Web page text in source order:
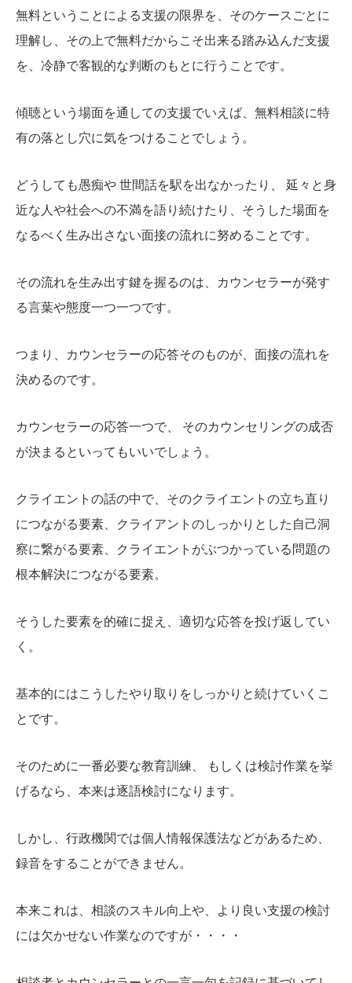
無料ということによる支援の限界を、そのケースごとに
理解し、その上で無料だからこそ出来る踏み込んだ支援
を、冷静で客観的な判断のもとに行うことです。
傾聴という場面を通しての支援でいえば、無料相談に特
有の落とし穴に気をつけることでしょう。
どうしても愚痴や 世間話を駅を出なかったり、 延々と身
近な人や社会への不満を語り続けたり、そうした場面を
なるべく生み出さない面接の流れに努めることです。
その流れを生み出す鍵を握るのは、カウンセラーが発す
る言葉や態度一つ一つです。
つまり、カウンセラーの応答そのものが、面接の流れを
決めるのです。
カウンセラーの応答一つで、 そのカウンセリングの成否
が決まるといってもいいでしょう。
クライエントの話の中で、そのクライエントの立ち直り
につながる要素、クライアントのしっかりとした自己洞
察に繋がる要素、クライエントがぶつかっている問題の
根本解決につながる要素。
そうした要素を的確に捉え、適切な応答を投げ返してい
く。
基本的にはこうしたやり取りをしっかりと続けていくこ
とです。
そのために一番必要な教育訓練、 もしくは検討作業を挙
げるなら、本来は逐語検討になります。
しかし、行政機関では個人情報保護法などがあるため、
録音をすることができません。
本来これは、相談のスキル向上や、より良い支援の検討
には欠かせない作業なのですが・・・・